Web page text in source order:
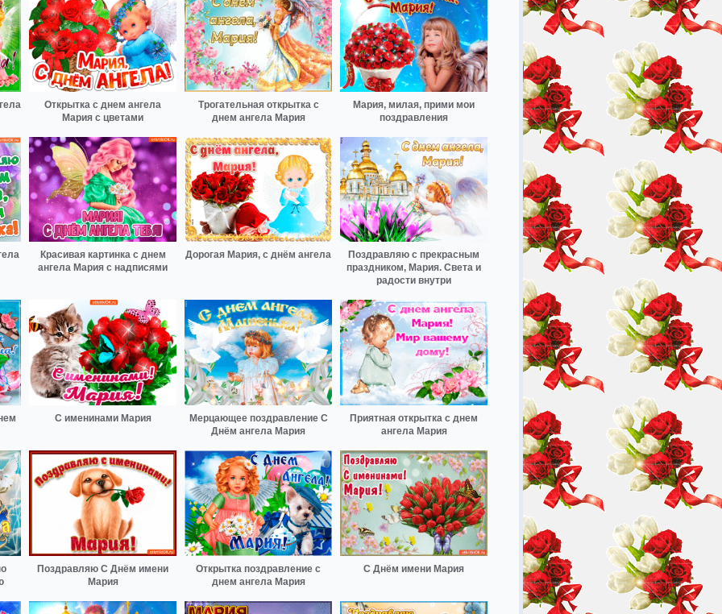
Открытка с днем ангела
Мария с цветами
Трогательная открытка с
днем ангела Мария
Мария, милая, прими мои
поздравления
Красивая картинка с днем
ангела Мария с надписями
Дорогая Мария, с днём ангела
Поздравляю с прекрасным
праздником, Мария. Света и
радости внутри
С именинами Мария
Мерцающее поздравление С
Днём ангела Мария
Приятная открытка с днем
ангела Мария
Поздравляю С Днём имени
Мария
Открытка поздравление с
днем ангела Мария
С Днём имени Мария